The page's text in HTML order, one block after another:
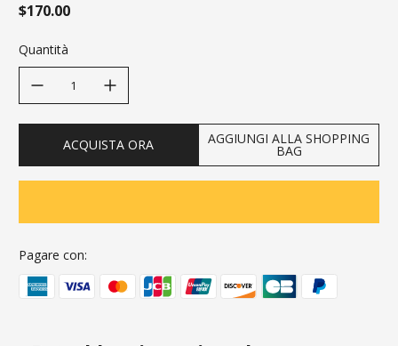
$170.00
Quantità
ACQUISTA ORA AGGIUNGI ALLA SHOPPING
BAG
Pagare con: